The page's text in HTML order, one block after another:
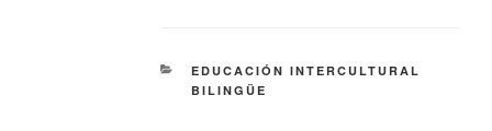
EDUCACIÓN INTERCULTURAL
BILINGÜE